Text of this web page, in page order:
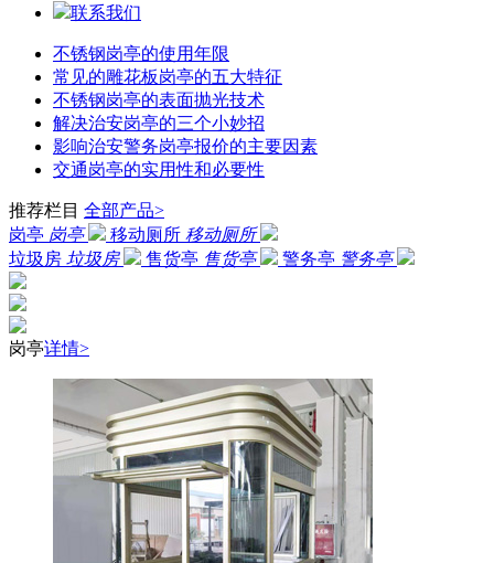
联系我们
不锈钢岗亭的使用年限
常见的雕花板岗亭的五大特征
不锈钢岗亭的表面抛光技术
解决治安岗亭的三个小妙招
影响治安警务岗亭报价的主要因素
交通岗亭的实用性和必要性
推荐栏目 全部产品>
岗亭 岗亭 移动厕所 移动厕所
垃圾房 垃圾房 售货亭 售货亭 警务亭 警务亭
岗亭详情>